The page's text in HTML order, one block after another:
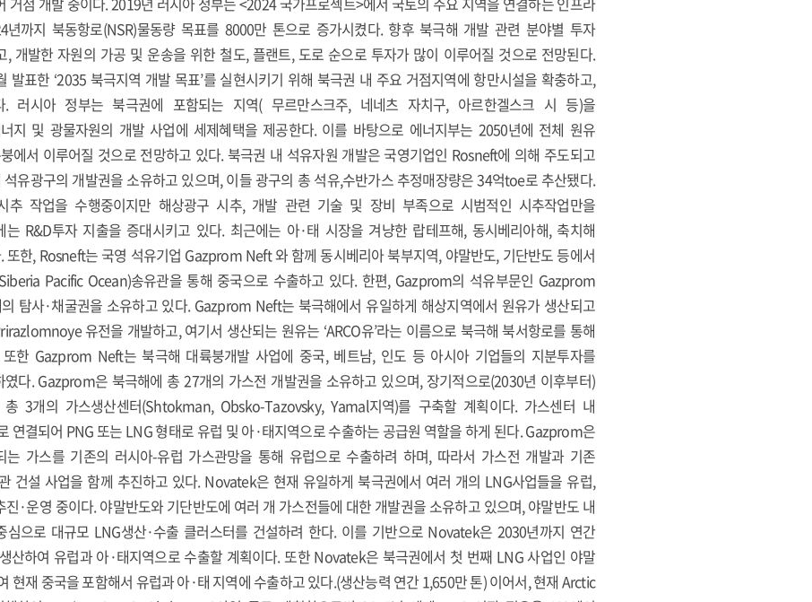
년까지 북동항로(NSR)물동량 목표를 8000만 톤으로 증가시켰다. 향후 북극해 개발 관련 분야별 투자
, 개발한 자원의 가공 및 운송을 위한 철도, 플랜트, 도로 순으로 투자가 많이 이루어질 것으로 전망된다.
발표한 ‘2035 북극지역 개발 목표’를 실현시키기 위해 북극권 내 주요 거점지역에 항만시설을 확충하고,
러시아 정부는 북극권에 포함되는 지역( 무르만스크주, 네네츠 자치구, 아르한겔스크 시 등)을
지 및 광물자원의 개발 사업에 세제혜택을 제공한다. 이를 바탕으로 에너지부는 2050년에 전체 원유
에서 이루어질 것으로 전망하고 있다. 북극권 내 석유자원 개발은 국영기업인 Rosneft에 의해 주도되고
유광구의 개발권을 소유하고 있으며, 이들 광구의 총 석유,수반가스 추정매장량은 34억toe로 추산됐다.
추 작업을 수행중이지만 해상광구 시추, 개발 관련 기술 및 장비 부족으로 시범적인 시추작업만을
R&D투자 지출을 증대시키고 있다. 최근에는 아·태 시장을 겨냥한 랍테프해, 동시베리아해, 축치해
또한, Rosneft는 국영 석유기업 Gazprom Neft 와 함께 동시베리아 북부지역, 야말반도, 기단반도 등에서
Pacific Ocean)송유관을 통해 중국으로 수출하고 있다. 한편, Gazprom의 석유부문인 Gazprom
탐사·채굴권을 소유하고 있다. Gazprom Neft는 북극해에서 유일하게 해상지역에서 원유가 생산되고
유전을 개발하고, 여기서 생산되는 원유는 ‘ARCO유’라는 이름으로 북극해 북서항로를 통해
한 Gazprom Neft는 북극해 대륙붕개발 사업에 중국, 베트남, 인도 등 아시아 기업들의 지분투자를
다. Gazprom은 북극해에 총 27개의 가스전 개발권을 소유하고 있으며, 장기적으로(2030년 이후부터)
3개의 가스생산센터(Shtokman, Obsko-Tazovsky, Yamal지역)를 구축할 계획이다. 가스센터 내
연결되어 PNG 또는 LNG 형태로 유럽 및 아·태지역으로 수출하는 공급원 역할을 하게 된다. Gazprom은
는 가스를 기존의 러시아-유럽 가스관망을 통해 유럽으로 수출하려 하며, 따라서 가스전 개발과 기존
건설 사업을 함께 추진하고 있다. Novatek은 현재 유일하게 북극권에서 여러 개의 LNG사업들을 유럽,
·운영 중이다. 야말반도와 기단반도에 여러 개 가스전들에 대한 개발권을 소유하고 있으며, 야말반도 내
으로 대규모 LNG생산·수출 클러스터를 건설하려 한다. 이를 기반으로 Novatek은 2030년까지 연간
산하여 유럽과 아·태지역으로 수출할 계획이다. 또한 Novatek은 북극권에서 첫 번째 LNG 사업인 야말
현재 중국을 포함해서 유럽과 아·태 지역에 수출하고 있다.(생산능력 연간 1,650만 톤) 이어서, 현재 Arctic